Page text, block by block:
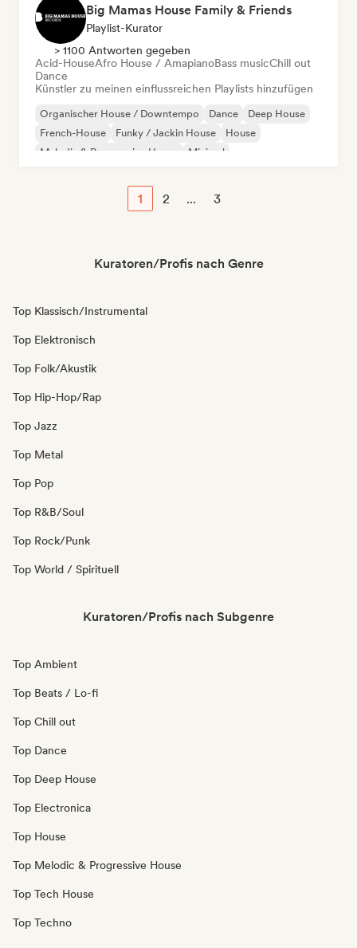
Big Mamas House Family & Friends
Playlist-Kurator
> 1100 Antworten gegeben
Acid-HouseAfro House / AmapianoBass musicChill out
Dance
Künstler zu meinen einflussreichen Playlists hinzufügen
Organischer House / Downtempo Dance
Deep House
French-House
Funky / Jackin House
House
Melodic & Progressive House
Minimal
1 2 ... 3
Kuratoren/Profis nach Genre
Top Klassisch/Instrumental
Top Elektronisch
Top Folk/Akustik
Top Hip-Hop/Rap
Top Jazz
Top Metal
Top Pop
Top R&B/Soul
Top Rock/Punk
Top World / Spirituell
Kuratoren/Profis nach Subgenre
Top Ambient
Top Beats / Lo-fi
Top Chill out
Top Dance
Top Deep House
Top Electronica
Top House
Top Melodic & Progressive House
Top Tech House
Top Techno